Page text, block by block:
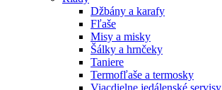
Džbány a karafy
Fľaše
Misy a misky
Šálky a hrnčeky
Taniere
Termofľaše a termosky
Viacdielne jedálenské servisy